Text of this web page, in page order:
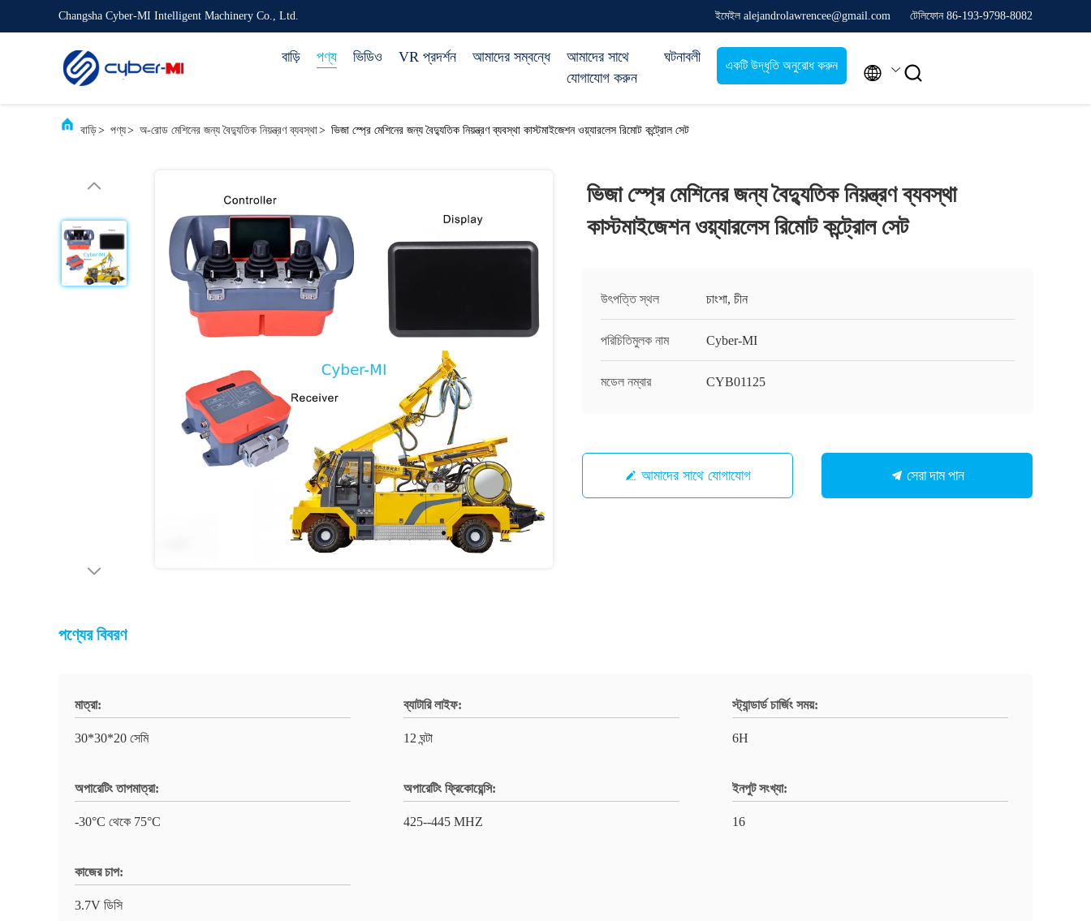
Changsha Cyber-MI Intelligent Machinery Co., Ltd. ইমেইল alejandrolawrencee@gmail.com টেলিফোন 86-193-9798-8082
বাড়ি পণ্য ভিডিও VR প্রদর্শন আমাদের সম্বন্ধে
আমাদের সাথে
যোগাযোগ করুন
ঘটনাবলী
একটি উদ্ধৃতি অনুরোধ করুন  
বাড়ি> পণ্য> অ-রোড মেশিনের জন্য বৈদ্যুতিক নিয়ন্ত্রণ ব্যবস্থা> ভিজা স্প্রে মেশিনের জন্য বৈদ্যুতিক নিয়ন্ত্রণ ব্যবস্থা কাস্টমাইজেশন ওয়্যারলেস রিমোট কন্ট্রোল সেট
ভিজা স্প্রে মেশিনের জন্য বৈদ্যুতিক নিয়ন্ত্রণ ব্যবস্থা
কাস্টমাইজেশন ওয়্যারলেস রিমোট কন্ট্রোল সেট
উৎপত্তি স্থল চাংশা, চীন
পরিচিতিমুলক নাম Cyber-MI
মডেল নম্বার CYB01125
আমাদের সাথে যোগাযোগ সেরা দাম পান
পণ্যের বিবরণ
মাত্রা:
30*30*20 সেমি
ব্যাটারি লাইফ:
12 ঘন্টা
স্ট্যান্ডার্ড চার্জিং সময়:
6H
অপারেটিং তাপমাত্রা:
-30°C থেকে 75°C
অপারেটিং ফ্রিকোয়েন্সি:
425--445 MHZ
ইনপুট সংখ্যা:
16
কাজের চাপ:
3.7V ডিসি